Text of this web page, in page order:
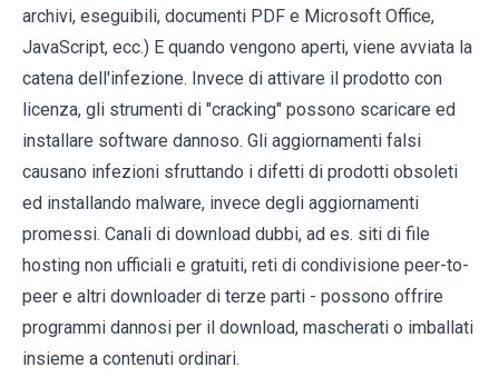
archivi, eseguibili, documenti PDF e Microsoft Office,
JavaScript, ecc.) E quando vengono aperti, viene avviata la
catena dell'infezione. Invece di attivare il prodotto con
licenza, gli strumenti di "cracking" possono scaricare ed
installare software dannoso. Gli aggiornamenti falsi
causano infezioni sfruttando i difetti di prodotti obsoleti
ed installando malware, invece degli aggiornamenti
promessi. Canali di download dubbi, ad es. siti di file
hosting non ufficiali e gratuiti, reti di condivisione peer-to-
peer e altri downloader di terze parti - possono offrire
programmi dannosi per il download, mascherati o imballati
insieme a contenuti ordinari.